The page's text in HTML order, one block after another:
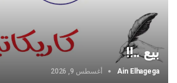
بيع ..!!
Ain Elhagega أغسطس 9, 2026